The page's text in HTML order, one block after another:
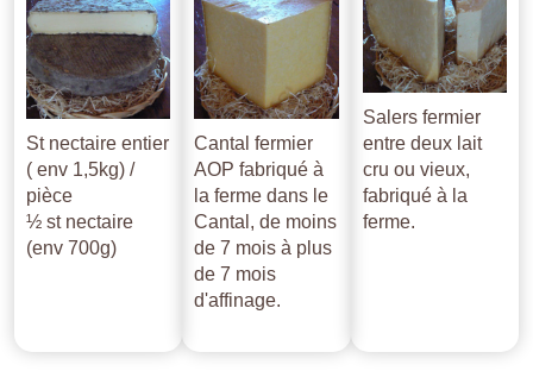
St nectaire entier
( env 1,5kg) /
pièce
½ st nectaire
(env 700g)
Cantal fermier
AOP fabriqué à
la ferme dans le
Cantal, de moins
de 7 mois à plus
de 7 mois
d'affinage.
Salers fermier
entre deux lait
cru ou vieux,
fabriqué à la
ferme.